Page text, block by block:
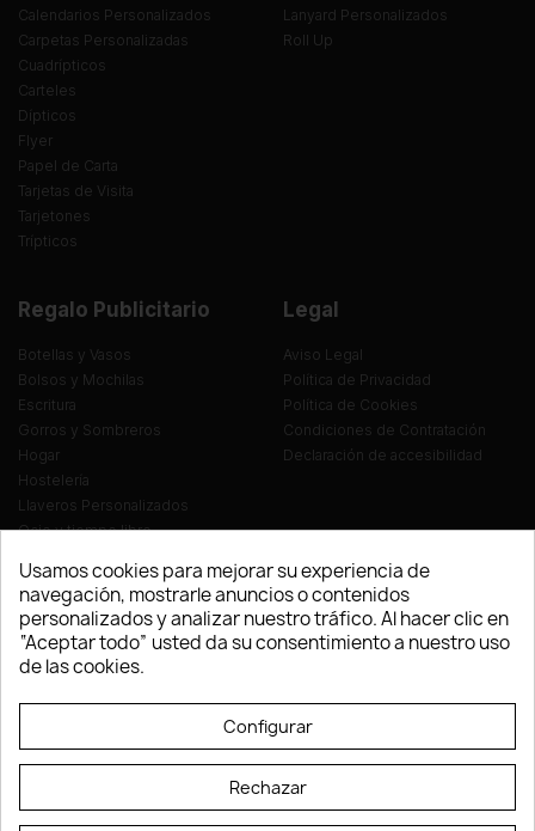
Calendarios Personalizados
Carpetas Personalizadas
Cuadrípticos
Carteles
Dípticos
Flyer
Papel de Carta
Tarjetas de Visita
Tarjetones
Trípticos
Lanyard Personalizados
Roll Up
Regalo Publicitario
Botellas y Vasos
Bolsos y Mochilas
Escritura
Gorros y Sombreros
Hogar
Hostelería
Llaveros Personalizados
Ocio y tiempo libre
Ropa y Textil
Tecnología
Verano y playa
Vestuario laboral
Legal
Aviso Legal
Política de Privacidad
Política de Cookies
Condiciones de Contratación
Declaración de accesibilidad
© LEVELPRINT - 2026
Usamos cookies para mejorar su experiencia de
navegación, mostrarle anuncios o contenidos
personalizados y analizar nuestro tráfico. Al hacer clic en
“Aceptar todo” usted da su consentimiento a nuestro uso
de las cookies.
Configurar
Rechazar